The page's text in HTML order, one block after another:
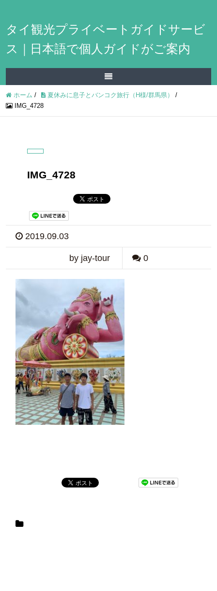
タイ観光プライベートガイドサービ
ス｜日本語で個人ガイドがご案内
ホーム / 夏休みに息子とバンコク旅行（H様/群馬県）
/
IMG_4728
IMG_4728
2019.09.03
by jay-tour 0